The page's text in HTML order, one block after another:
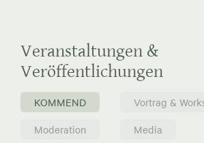
Veranstaltungen &
Veröffentlichungen
KOMMEND
Vortrag &
Moderation
Media